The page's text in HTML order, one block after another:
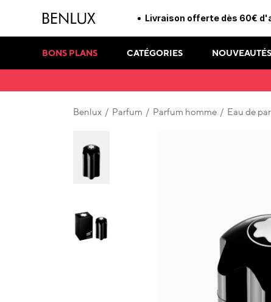
Livraison offerte dès 60€
BONS PLANS CATÉGORIES NOUVEAUTÉS
Benlux / Parfum / Parfum homme / Eau de